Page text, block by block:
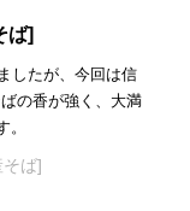
ば]
したが、今回は信
の香が強く、大満
ば]